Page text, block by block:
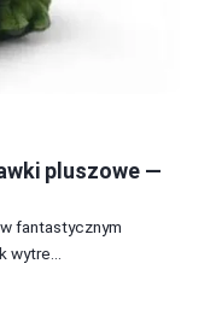
pluszowe —
fantastycznym